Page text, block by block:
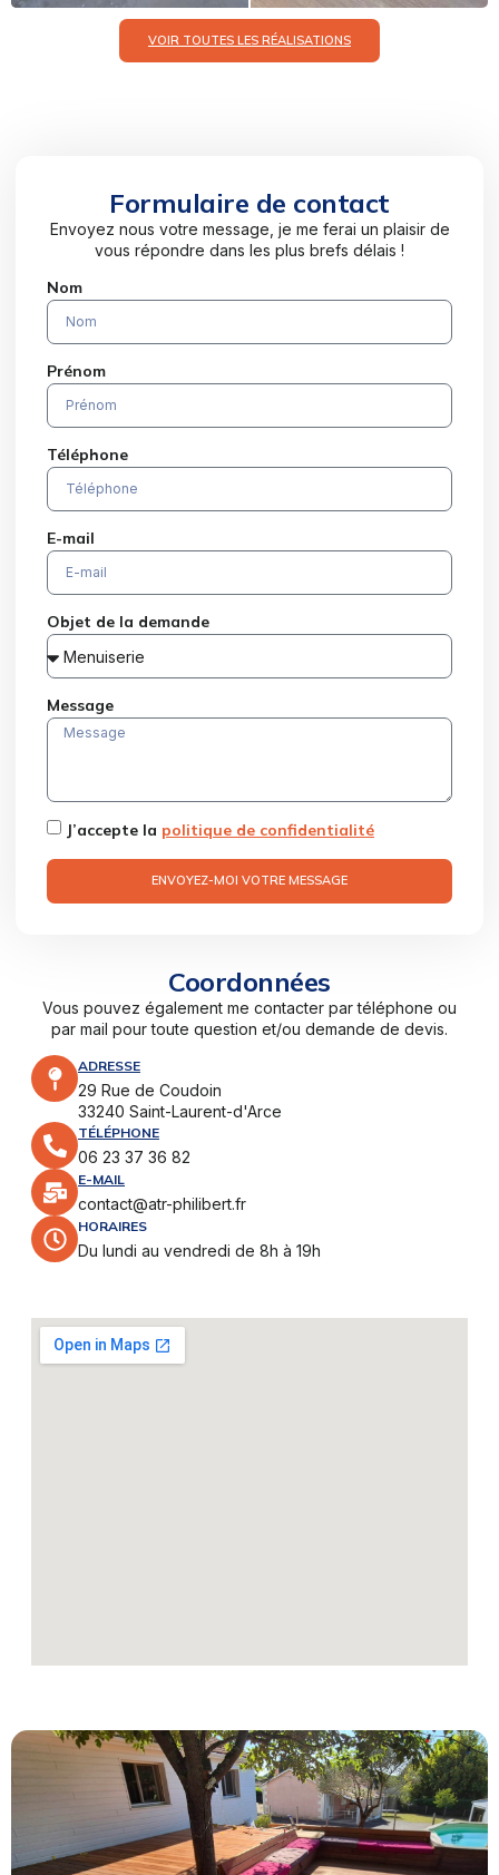
VOIR TOUTES LES RÉALISATIONS
Formulaire de contact
Envoyez nous votre message, je me ferai un plaisir de
vous répondre dans les plus brefs délais !
Nom
Prénom
Téléphone
E-mail
Objet de la demande
Message
J’accepte la politique de confidentialité
ENVOYEZ-MOI VOTRE MESSAGE
Coordonnées
Vous pouvez également me contacter par téléphone ou
par mail pour toute question et/ou demande de devis.
ADRESSE
29 Rue de Coudoin
33240 Saint-Laurent-d'Arce
TÉLÉPHONE
06 23 37 36 82
E-MAIL
contact@atr-philibert.fr
HORAIRES
Du lundi au vendredi de 8h à 19h